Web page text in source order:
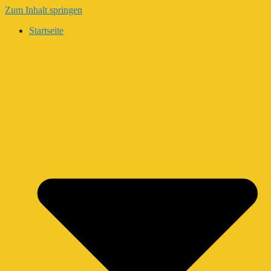
Zum Inhalt springen
Startseite